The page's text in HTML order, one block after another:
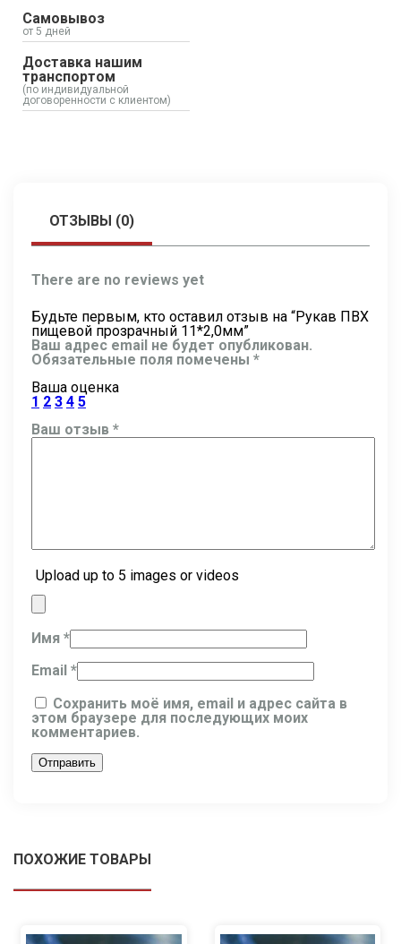
Самовывоз
от 5 дней
Доставка нашим
транспортом
(по индивидуальной
договоренности с клиентом)
ОТЗЫВЫ (0)
There are no reviews yet
Будьте первым, кто оставил отзыв на “Рукав ПВХ
пищевой прозрачный 11*2,0мм”
Ваш адрес email не будет опубликован.
Обязательные поля помечены *
Ваша оценка
1 2 3 4 5
Ваш отзыв *
Upload up to 5 images or videos
Имя *
Email *
Сохранить моё имя, email и адрес сайта в
этом браузере для последующих моих
комментариев.
ПОХОЖИЕ ТОВАРЫ